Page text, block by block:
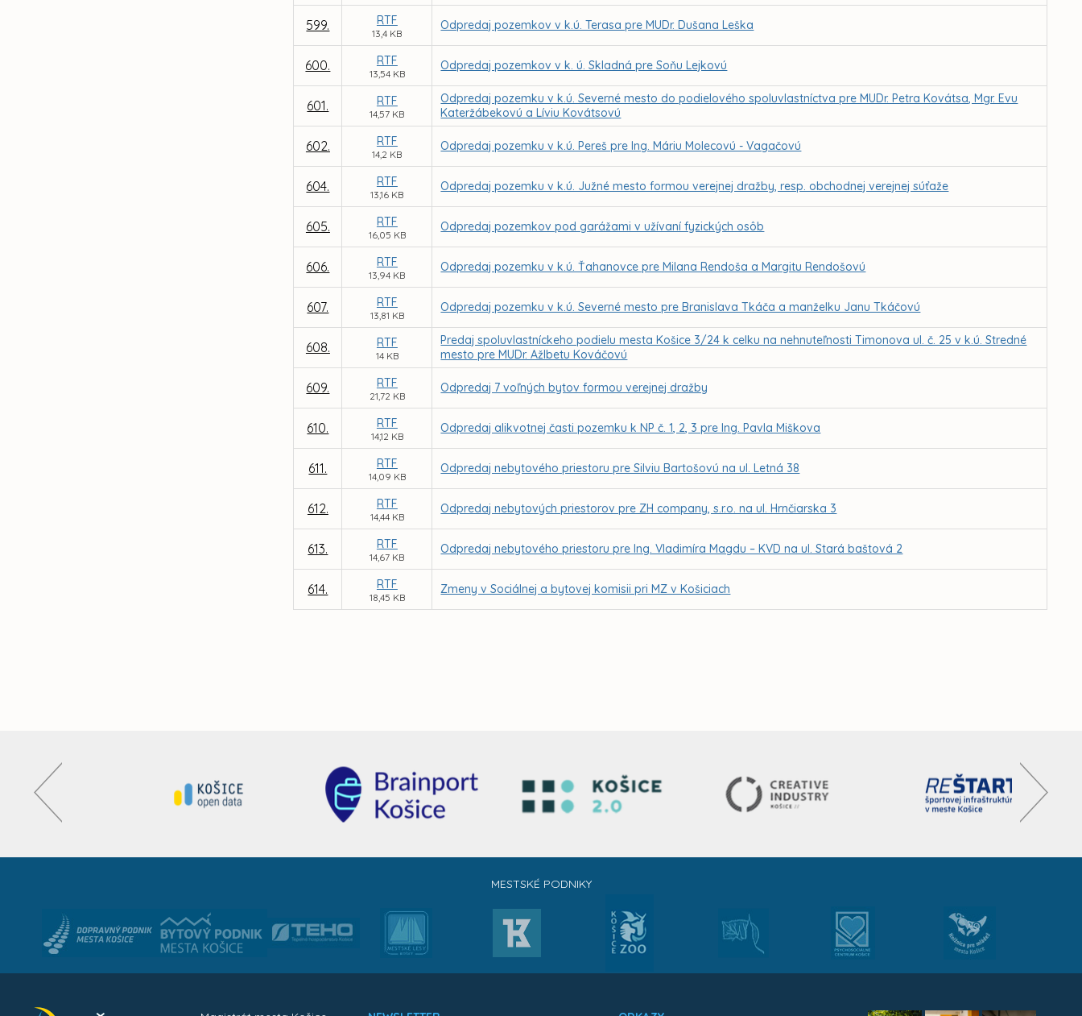
599. RTF
13,4 KB
Odpredaj pozemkov v k.ú. Terasa pre MUDr. Dušana Leška
600. RTF
13,54 KB
Odpredaj pozemkov v k. ú. Skladná pre Soňu Lejkovú
601. RTF
14,57 KB
Odpredaj pozemku v k.ú. Severné mesto do podielového spoluvlastníctva pre MUDr. Petra Kovátsa, Mgr. Evu
Kateržábekovú a Líviu Kovátsovú
602. RTF
14,2 KB
Odpredaj pozemku v k.ú. Pereš pre Ing. Máriu Molecovú - Vagačovú
604. RTF
13,16 KB
Odpredaj pozemku v k.ú. Južné mesto formou verejnej dražby, resp. obchodnej verejnej súťaže
605. RTF
16,05 KB
Odpredaj pozemkov pod garážami v užívaní fyzických osôb
606. RTF
13,94 KB
Odpredaj pozemku v k.ú. Ťahanovce pre Milana Rendoša a Margitu Rendošovú
607. RTF
13,81 KB
Odpredaj pozemku v k.ú. Severné mesto pre Branislava Tkáča a manželku Janu Tkáčovú
608. RTF
14 KB
Predaj spoluvlastníckeho podielu mesta Košice 3/24 k celku na nehnuteľnosti Timonova ul. č. 25 v k.ú. Stredné
mesto pre MUDr. Ažlbetu Kováčovú
609. RTF
21,72 KB
Odpredaj 7 voľných bytov formou verejnej dražby
610. RTF
14,12 KB
Odpredaj alikvotnej časti pozemku k NP č. 1, 2, 3 pre Ing. Pavla Miškova
611. RTF
14,09 KB
Odpredaj nebytového priestoru pre Silviu Bartošovú na ul. Letná 38
612. RTF
14,44 KB
Odpredaj nebytových priestorov pre ZH company, s.r.o. na ul. Hrnčiarska 3
613. RTF
14,67 KB
Odpredaj nebytového priestoru pre Ing. Vladimíra Magdu – KVD na ul. Stará baštová 2
614. RTF
18,45 KB
Zmeny v Sociálnej a bytovej komisii pri MZ v Košiciach
MESTSKÉ PODNIKY